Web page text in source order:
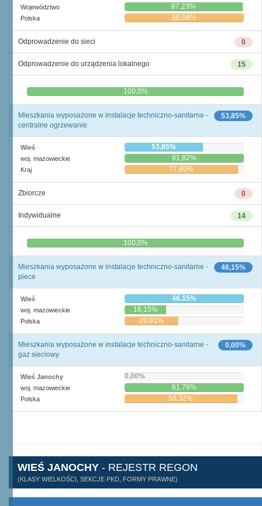
Województwo 87,23%
Polska 88,08%
0
Odprowadzenie do sieci
15
Odprowadzenie do urządzenia lokalnego
0,0% 100,0%
53,85%
Mieszkania wyposażone w instalacje techniczno-sanitarne -
centralne ogrzewanie
Wieś 53,85%
woj. mazowieckie 81,82%
Kraj 77,80%
0
Zbiorcze
14
Indywidualne
0,0% 100,0%
46,15%
Mieszkania wyposażone w instalacje techniczno-sanitarne -
piece
Wieś 46,15%
woj. mazowieckie 16,15%
Polska 20,91%
0,00%
Mieszkania wyposażone w instalacje techniczno-sanitarne -
gaz sieciowy
Wieś Janochy 0,00%
woj. mazowieckie 61,79%
Polska 58,32%
WIEŚ JANOCHY - REJESTR REGON
(KLASY WIELKOŚCI, SEKCJE PKD, FORMY PRAWNE)